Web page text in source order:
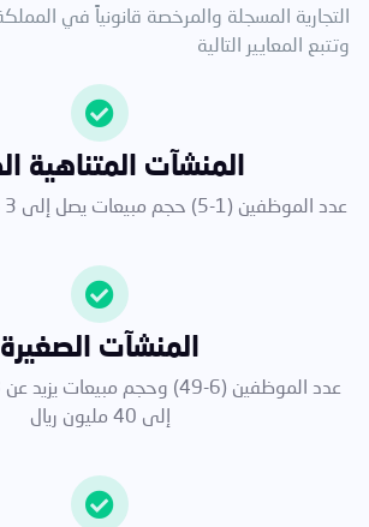
التجارية المسجلة والمرخصة قانونياً في
وتتبع المعايير التالية
المنشآت المتناهية
عدد الموظفين (1-5) حجم مبيعات يصل إلى 3 مليون ريال سعودي
المنشآت الصغيرة
إلى 40 مليون ريال